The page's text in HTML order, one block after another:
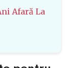
Afară La